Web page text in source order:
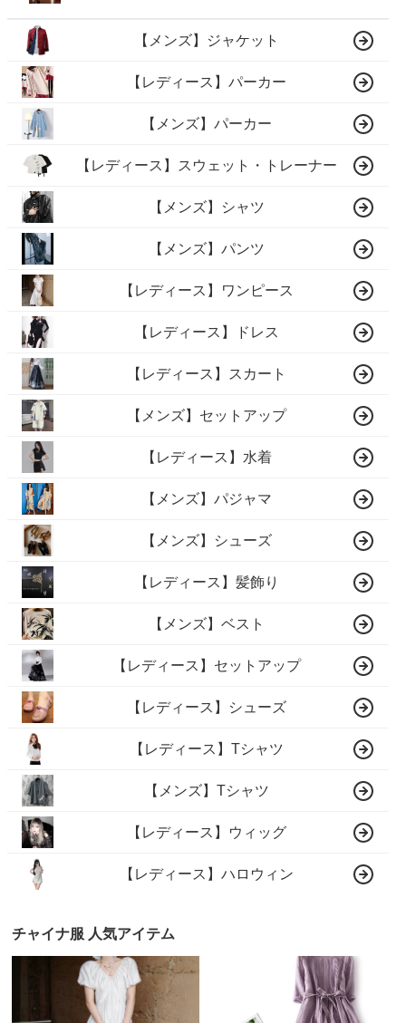
【メンズ】ジャケット
【レディース】パーカー
【メンズ】パーカー
【レディース】スウェット・トレーナー
【メンズ】シャツ
【メンズ】パンツ
【レディース】ワンピース
【レディース】ドレス
【レディース】スカート
【メンズ】セットアップ
【レディース】水着
【メンズ】パジャマ
【メンズ】シューズ
【レディース】髪飾り
【メンズ】ベスト
【レディース】セットアップ
【レディース】シューズ
【レディース】Tシャツ
【メンズ】Tシャツ
【レディース】ウィッグ
【レディース】ハロウィン
チャイナ服 人気アイテム